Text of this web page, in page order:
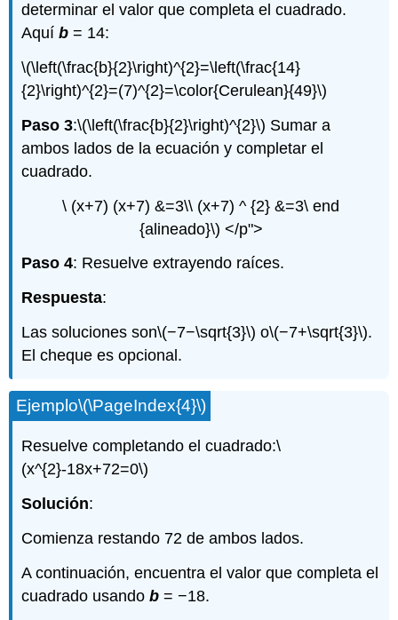
determinar el valor que completa el cuadrado.
Aquíb = 14:
\(\left(\frac{b}{2}\right)^{2}=\left(\frac{14}
{2}\right)^{2}=(7)^{2}=\color{Cerulean}{49}\)
Paso 3:\(\left(\frac{b}{2}\right)^{2}\) Sumar a
ambos lados de la ecuación y completar el
cuadrado.
\ (x+7) (x+7) &=3\\ (x+7) ^ {2} &=3\ end
{alineado}\) </p">
Paso 4: Resuelve extrayendo raíces.
Respuesta:
Las soluciones son\(−7−\sqrt{3}\) o\(−7+\sqrt{3}\).
El cheque es opcional.
Ejemplo\(\PageIndex{4}\)
Resuelve completando el cuadrado:\
(x^{2}-18x+72=0\)
Solución:
Comienza restando 72 de ambos lados.
A continuación, encuentra el valor que completa el
cuadrado usandob = −18.